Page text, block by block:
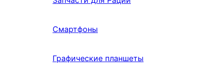
Смартфоны
Графические планшеты